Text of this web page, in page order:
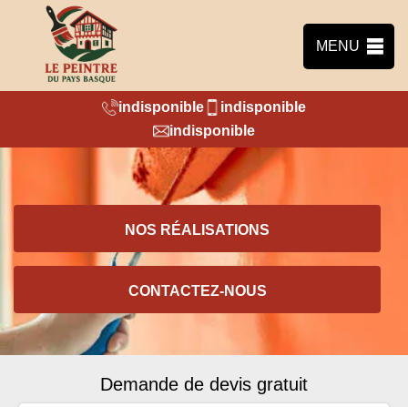
MENU
indisponible
indisponible
indisponible
NOS RÉALISATIONS
CONTACTEZ-NOUS
Demande de devis gratuit